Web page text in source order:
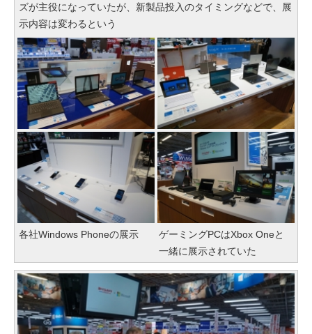
ズが主役になっていたが、新製品投入のタイミングなどで、展
示内容は変わるという
各社Windows Phoneの展示
ゲーミングPCはXbox Oneと
一緒に展示されていた